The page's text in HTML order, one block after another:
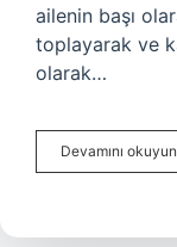
ailenin başı
toplayarak ve
olarak…
Devamını okuyun